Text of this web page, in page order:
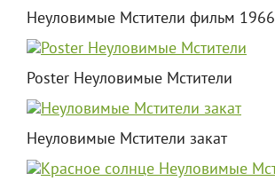
Неуловимые Мстители фильм 1966
Poster Неуловимые Мстители
Неуловимые Мстители закат